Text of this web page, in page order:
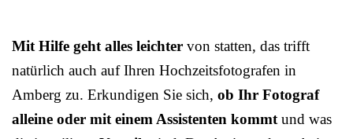
Mit Hilfe geht alles leichter von statten, das trifft
natürlich auch auf Ihren Hochzeitsfotografen in
Amberg zu. Erkundigen Sie sich, ob Ihr Fotograf
alleine oder mit einem Assistenten kommt und was